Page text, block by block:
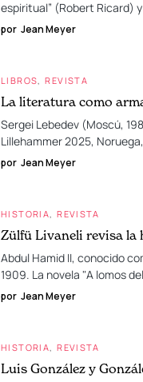
espiritual” (Robert Ricard)
por Jean Meyer
LIBROS REVISTA
La literatura como
Sergei Lebedev (Moscú,
Lillehammer 2025,
por Jean Meyer
HISTORIA REVISTA
Zülfü Livaneli revisa la
Abdul Hamid II, conocido
1909. La novela "A lomos
por Jean Meyer
HISTORIA REVISTA
Luis González y